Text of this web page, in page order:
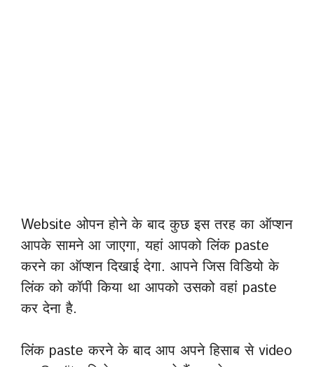
Website ओपन होने के बाद कुछ इस तरह का ऑप्शन
आपके सामने आ जाएगा, यहां आपको लिंक paste
करने का ऑप्शन दिखाई देगा. आपने जिस विडियो के
लिंक को कॉपी किया था आपको उसको वहां paste
कर देना है.
लिंक paste करने के बाद आप अपने हिसाब से video